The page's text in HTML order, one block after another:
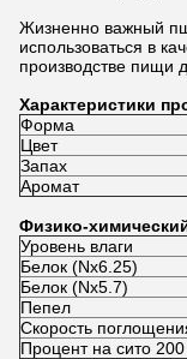
Жизненно важный
использоваться в
производстве пищи
Характеристики
Форма
Цвет
Запах
Аромат
Физико-
Уровень влаги
Белок (Nx6.25)
Белок (Nx5.7)
Пепел
Скорость
Процент на сито